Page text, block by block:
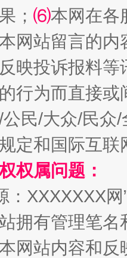
上场
； ⑹本网在各
网站留言的内
映投诉报料
行为而直接
民/大众/民
定和国际互
权属问题：
：XXXXXXX
拥有管理笔
网站内容和